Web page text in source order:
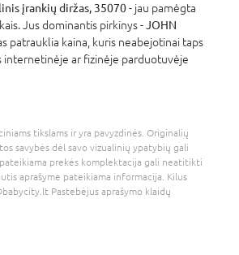
įrankių diržas, 35070- jau pamėgta
Jus dominantis pirkinys -JOHN
patrauklia kaina, kuris neabejotinai taps
internetinėje ar fizinėje parduotuvėje
tikslams ir yra pavyzdinės. Originalių
savybės dėl savo vizualinių ypatybių gali
prekės komplektacija gali neatitikti
aprašyme pateikiama informacija. Kilus
Pastebėjus aprašymo klaidų